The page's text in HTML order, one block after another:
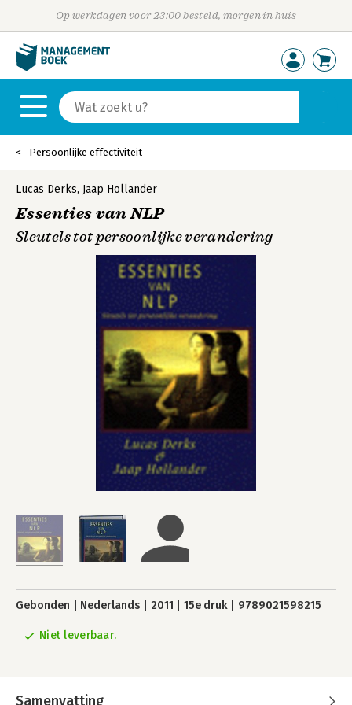
Op werkdagen voor 23:00 besteld, morgen in huis
Persoonlijke effectiviteit
Lucas Derks, Jaap Hollander
Essenties van NLP
Sleutels tot persoonlijke verandering
Gebonden Nederlands 2011 15e druk 9789021598215
Niet leverbaar.
Samenvatting